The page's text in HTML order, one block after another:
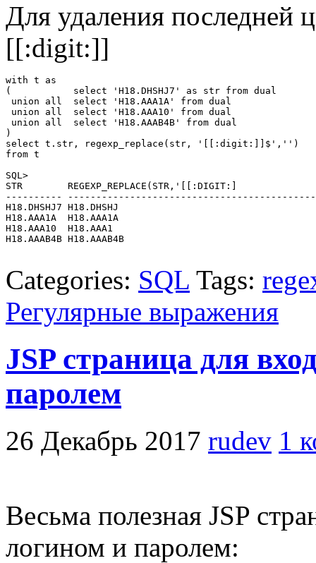
Для удаления
[[:digit:]]
with t as
(           select 'H18.DHSHJ7' as str from dual
union all  select 'H18.AAA1A' from dual
union all  select 'H18.AAA10' from dual
union all  select 'H18.AAAB4B' from dual
)
select t.str, regexp_replace(str, '[[:digit:]]$','')
from t
SQL>
STR        REGEXP_REPLACE(STR,'[[:DIGIT:]
----------
H18.DHSHJ7 H18.DHSHJ
H18.AAA1A  H18.AAA1A
H18.AAA10  H18.AAA1
H18.AAAB4B H18.AAAB4B
Categories: SQL Tags:
Регулярные выражения
JSP страница для
паролем
26 Декабрь 2017 rudev 1
Весьма полезная JSP
логином и паролем: